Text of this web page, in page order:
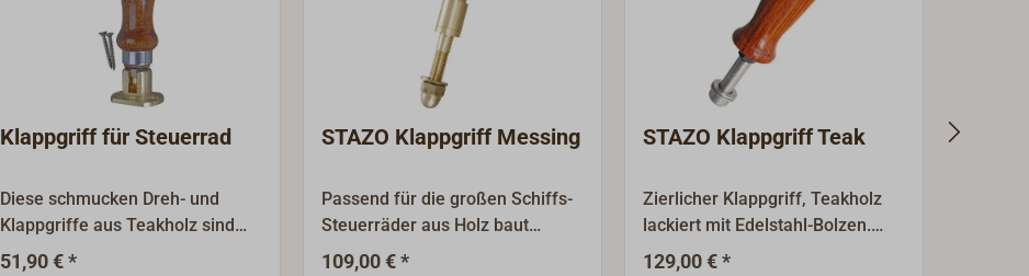
Klappgriff für Steuerrad
Diese schmucken Dreh- und
Klappgriffe aus Teakholz sind
wahre Handschmeichler. Sie sind
51,90 € *
STAZO Klappgriff Messing
Passend für die großen Schiffs-
Steuerräder aus Holz baut
STAZO einen kräftigen
109,00 € *
STAZO Klappgriff Teak
Zierlicher Klappgriff, Teakholz
lackiert mit Edelstahl-Bolzen.
Passend zu den STAZO-Yacht-
129,00 € *